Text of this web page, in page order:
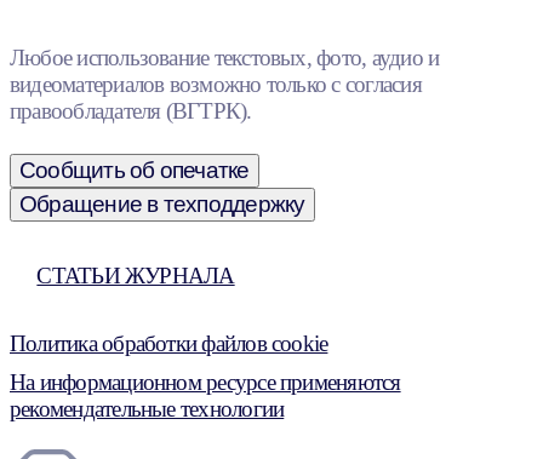
Любое использование текстовых, фото, аудио и
видеоматериалов возможно только с согласия
правообладателя (ВГТРК).
Сообщить об опечатке
Обращение в техподдержку
СТАТЬИ ЖУРНАЛА
Политика обработки файлов cookie
На информационном ресурсе применяются
рекомендательные технологии